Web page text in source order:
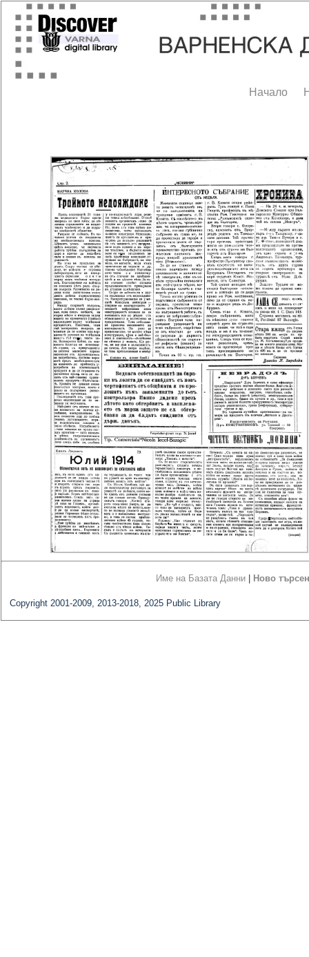
Начало
Име на Базата Данни Ново
Copyright 2001-2009, 2013-2018, 2025 Public Library